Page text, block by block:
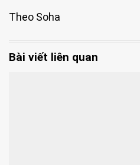
Theo Soha
Bài viết liên quan